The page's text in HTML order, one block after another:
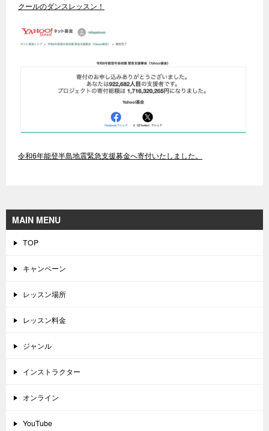
クールのダンスレッスン！
令和6年能登半島地震緊急支援募金へ寄付いたしました。
MAIN MENU
TOP
キャンペーン
レッスン場所
レッスン料金
ジャンル
インストラクター
オンライン
YouTube